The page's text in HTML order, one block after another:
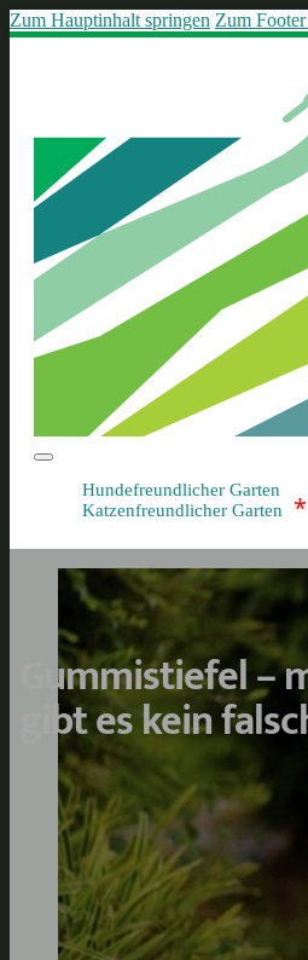
Zum Hauptinhalt springen Zum
Hundefreundlicher Garten
Katzenfreundlicher Garten
*
Gummistiefel
gibt es kein